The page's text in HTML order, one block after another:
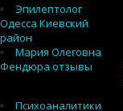
Эпилептолог
Одесса Киевский
район
Мария Олеговна
Фендюра отзывы
Психоаналитики